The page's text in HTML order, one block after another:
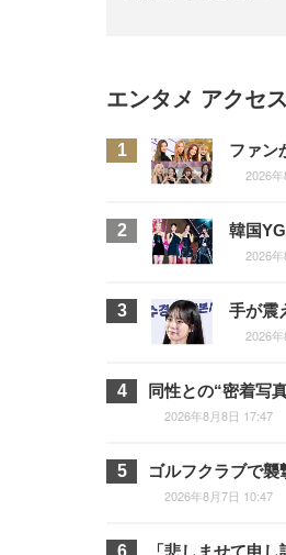
エンタメ アクセ
ファン
2026
韓国
2026
手が震
2026
同性との“密着写
2026年8月8日 17:47
ゴルフクラブで
2026年8月7日 10:47
「悲しませて申